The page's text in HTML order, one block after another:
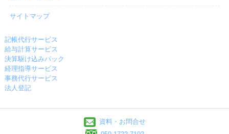
サイトマップ
記帳代行サービス
給与計算サービス
決算駆け込みパック
経理指導サービス
事務代行サービス
法人登記
資料・お問合せ